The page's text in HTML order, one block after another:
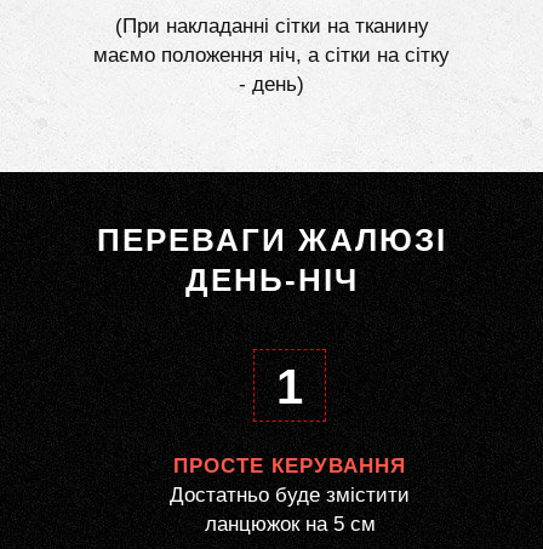
(При накладанні сітки на тканину
маємо положення ніч, а сітки на сітку
- день)
ПЕРЕВАГИ ЖАЛЮЗІ
ДЕНЬ-НІЧ
1
ПРОСТЕ КЕРУВАННЯ
Достатньо буде змістити
ланцюжок на 5 см